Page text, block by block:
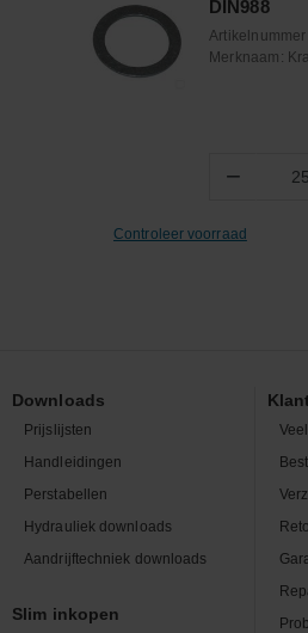
DIN988
Artikelnummer:
Merknaam:
− Aantal
Controleer voorraad
Downloads
Prijslijsten
Handleidingen
Perstabellen
Hydrauliek downloads
Aandrijftechniek downloads
Slim inkopen